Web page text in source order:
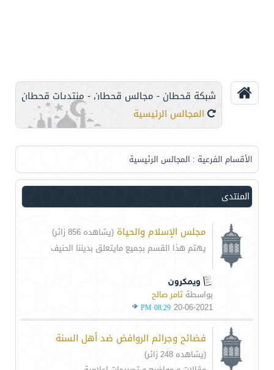
شبكة قحطان - مجالس قحطان - منتديات قحطان
المجالس الرئيسية
الأقسام الفرعية : المجالس الرئيسية
المنتدى
مجلس الإسلام والحياة (يشاهده 856 زائر)
يهتم هذا القسم بجميع مايتعلق بديننا الحنيف
ويمكرون
بواسطة ثامر صالح
20-06-2021
08:29 PM
فضائح وجرائم الروافض ضد أهل السنة
(يشاهده 248 زائر)